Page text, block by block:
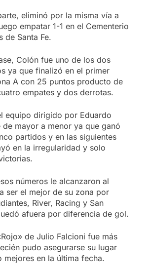
eliminó por la misma vía a
empatar 1-1 en el Cementerio
de Santa Fe.
Colón fue uno de los dos
ya que finalizó en el primer
A con 25 puntos producto de
empates y dos derrotas.
equipo dirigido por Eduardo
de mayor a menor ya que ganó
partidos y en las siguientes
en la irregularidad y solo
números le alcanzaron al
ser el mejor de su zona por
River, Racing y San
afuera por diferencia de gol.
de Julio Falcioni fue más
pudo asegurarse su lugar
mejores en la última fecha.